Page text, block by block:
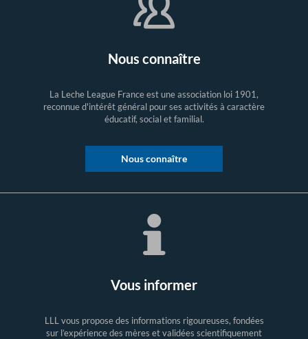
Nous connaître
La Leche League France est une association loi 1901,
reconnue d'intérêt général pour ses activités à caractère
éducatif, social et familial.
Nous connaître
Vous informer
LLL vous propose des informations rigoureuses, fondées
sur l’expérience des mères et validées scientifiquement